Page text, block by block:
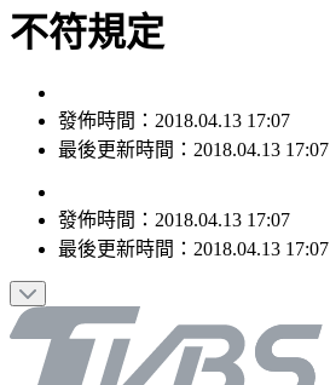
不符規定
發佈時間：2018.04.13 17:07
最後更新時間：2018.04.13 17:07
發佈時間： 2018.04.13 17:07
最後更新時間： 2018.04.13 17:07